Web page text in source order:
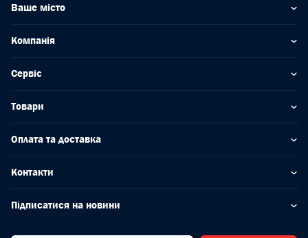
Ваше місто
Компанія
Сервіс
Товари
Оплата та доставка
Контакти
Підписатися на новини